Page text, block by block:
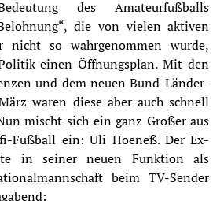
des Amateurfußballs
die von vielen aktiven
nicht so wahrgenommen wurde,
einen Öffnungsplan. Mit den
und dem neuen Bund-Länder-
waren diese aber auch schnell
mischt sich ein ganz Großer aus
Fußball ein: Uli Hoeneß. Der Ex-
in seiner neuen Funktion als
beim TV-Sender